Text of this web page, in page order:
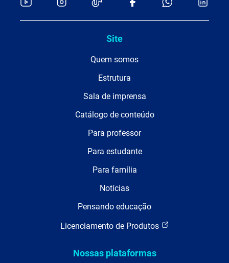
Site
Quem somos
Estrutura
Sala de imprensa
Catálogo de conteúdo
Para professor
Para estudante
Para família
Notícias
Pensando educação
Licenciamento de Produtos
Nossas plataformas